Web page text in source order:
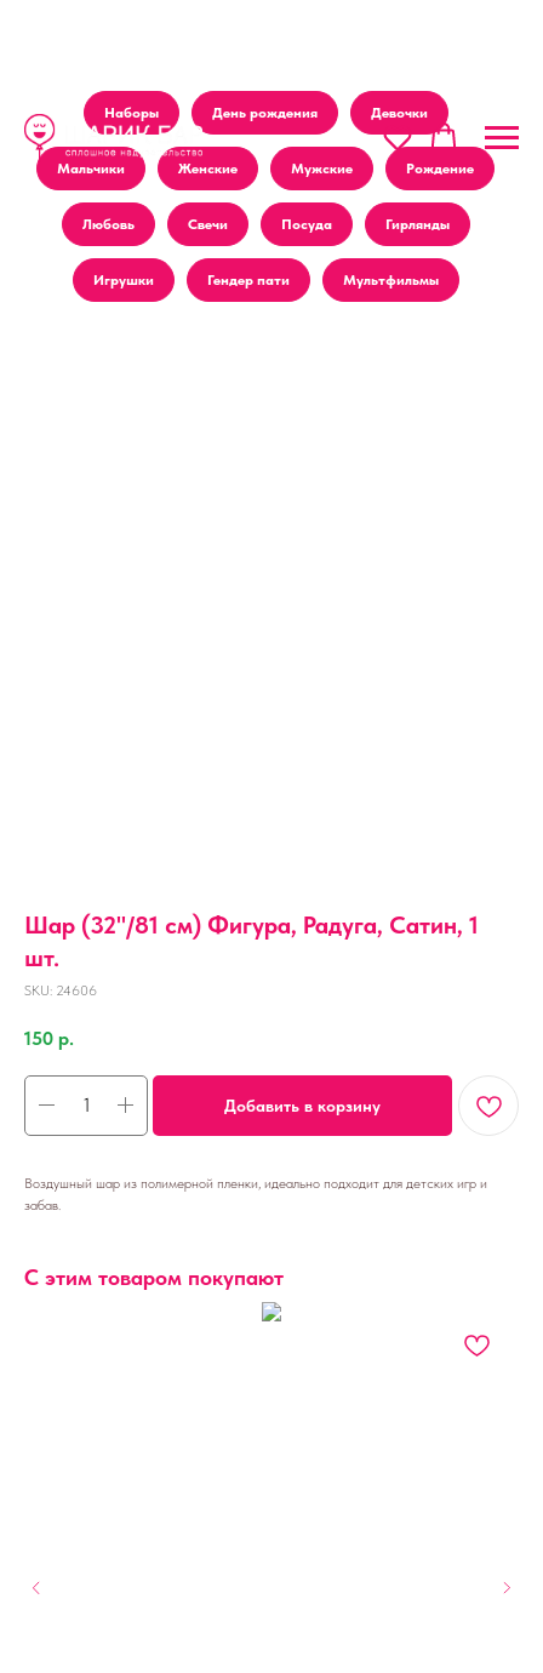
Наборы День рождения Девочки
Мальчики Женские Мужские Рождение
Любовь Свечи Посуда Гирлянды
Игрушки Гендер пати Мультфильмы
Шар (32''/81 см) Фигура, Радуга, Сатин, 1
шт.
SKU: 24606
150 р.
Добавить в корзину
Воздушный шар из полимерной пленки, идеально подходит для детских игр и
забав.
С этим товаром покупают